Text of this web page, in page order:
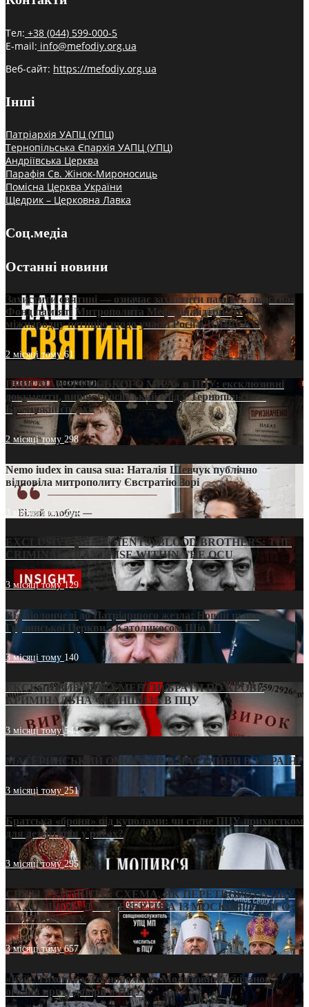
Тел: +38 (044) 599-000-5
E-mail: info@mefodiy.org.ua
Веб-сайт: https://mefodiy.org.ua
Інші
Патріархія УАПЦ (УПЦ)
Тернопільська Єпархія УАПЦ (УПЦ)
Андріївська Церква
Парафія Св. Жінок-Мироносиць
Помісна Церква України
Щедрик – Церковна Лавка
Соц.медіа
Останні новини
Захистити святині — означає захистити пам’ять людства:
Фонд пам’яті Митрополита Мефодія підтримує
міжнародну петицію щодо участі Росії в ЮНЕСКО
2 місяці тому61
ПРИСМАК «РУССЬКОГО МІРА» в ПЦУ: ексклюзивні
документи, вирок і російський слід у Тернопільсько-
Бучацькій єпархії
2 місяці тому 298
Nemo iudex in causa sua: Наталія Шевчук публічно
відповіла митрополиту Євстратію Зорі
3 місяці тому214
EXCLUSIVE (DOCUMENTS)/BLOOD BROTHERS: THE
CRIMINAL FRANCHISE WITHIN THE OCU
3 місяці тому129
Від віолончелі до Патріаршого жезла: Новий шлях
Грузинської Церкви з Католикосом Шіо III
3 місяці тому 140
ЕКСКЛЮЗИВ (ДОКУМЕНТИ)/БРАТИ ПО КРОВІ:
КРИМІНАЛЬНА ФРАНШИЗА В ПЦУ
3 місяці тому544
МАТЕРИНСЬКИЙ ОМОРФОР В ЧАС ВІЙНИ В УКРАЇНІ
3 місяці тому251
Братська «броня» під куполами: чи стане ПЦУ прихистком
для дезертирів у рясах?
3 місяці тому295
СВЯТІ УХИЛЯНТИ: СХЕМА, ЯК ПЕРЕТВОРИТИ ПЦУ
НА «ОФШОР» ДЛЯ ДЕЗЕРТИРА ІЗ МОСКОВСЬКОГО
ПАТРІАРХАТУ
3 місяці тому657
«Кейс Тихона» у Тернополі: як Молитовний сніданок
оголив кризу довіри в ПЦУ